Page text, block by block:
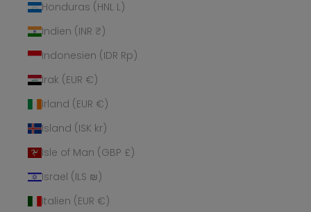
Honduras (HNL L)
Indien (INR ₹)
Indonesien (IDR Rp)
Irak (EUR €)
Irland (EUR €)
Island (ISK kr)
Isle of Man (GBP £)
Israel (ILS ₪)
Italien (EUR €)